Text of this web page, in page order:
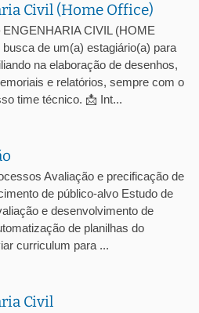
Civil (Home Office)
CIVIL (HOME
de um(a) estagiário(a) para
na elaboração de desenhos,
e relatórios, sempre com o
time técnico. 📩 Int...
Avaliação e precificação de
de público-alvo Estudo de
e desenvolvimento de
de planilhas do
curriculum para ...
Civil